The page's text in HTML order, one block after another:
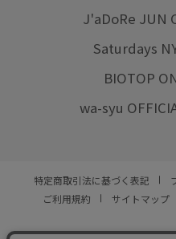
J'aDoRe JUN
Saturdays
BIOTOP
wa-syu
特定商取引法に基づく表記
ご利用規約
サイトマップ